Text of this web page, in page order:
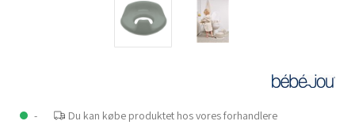
- Du kan købe produktet hos vores forhandlere